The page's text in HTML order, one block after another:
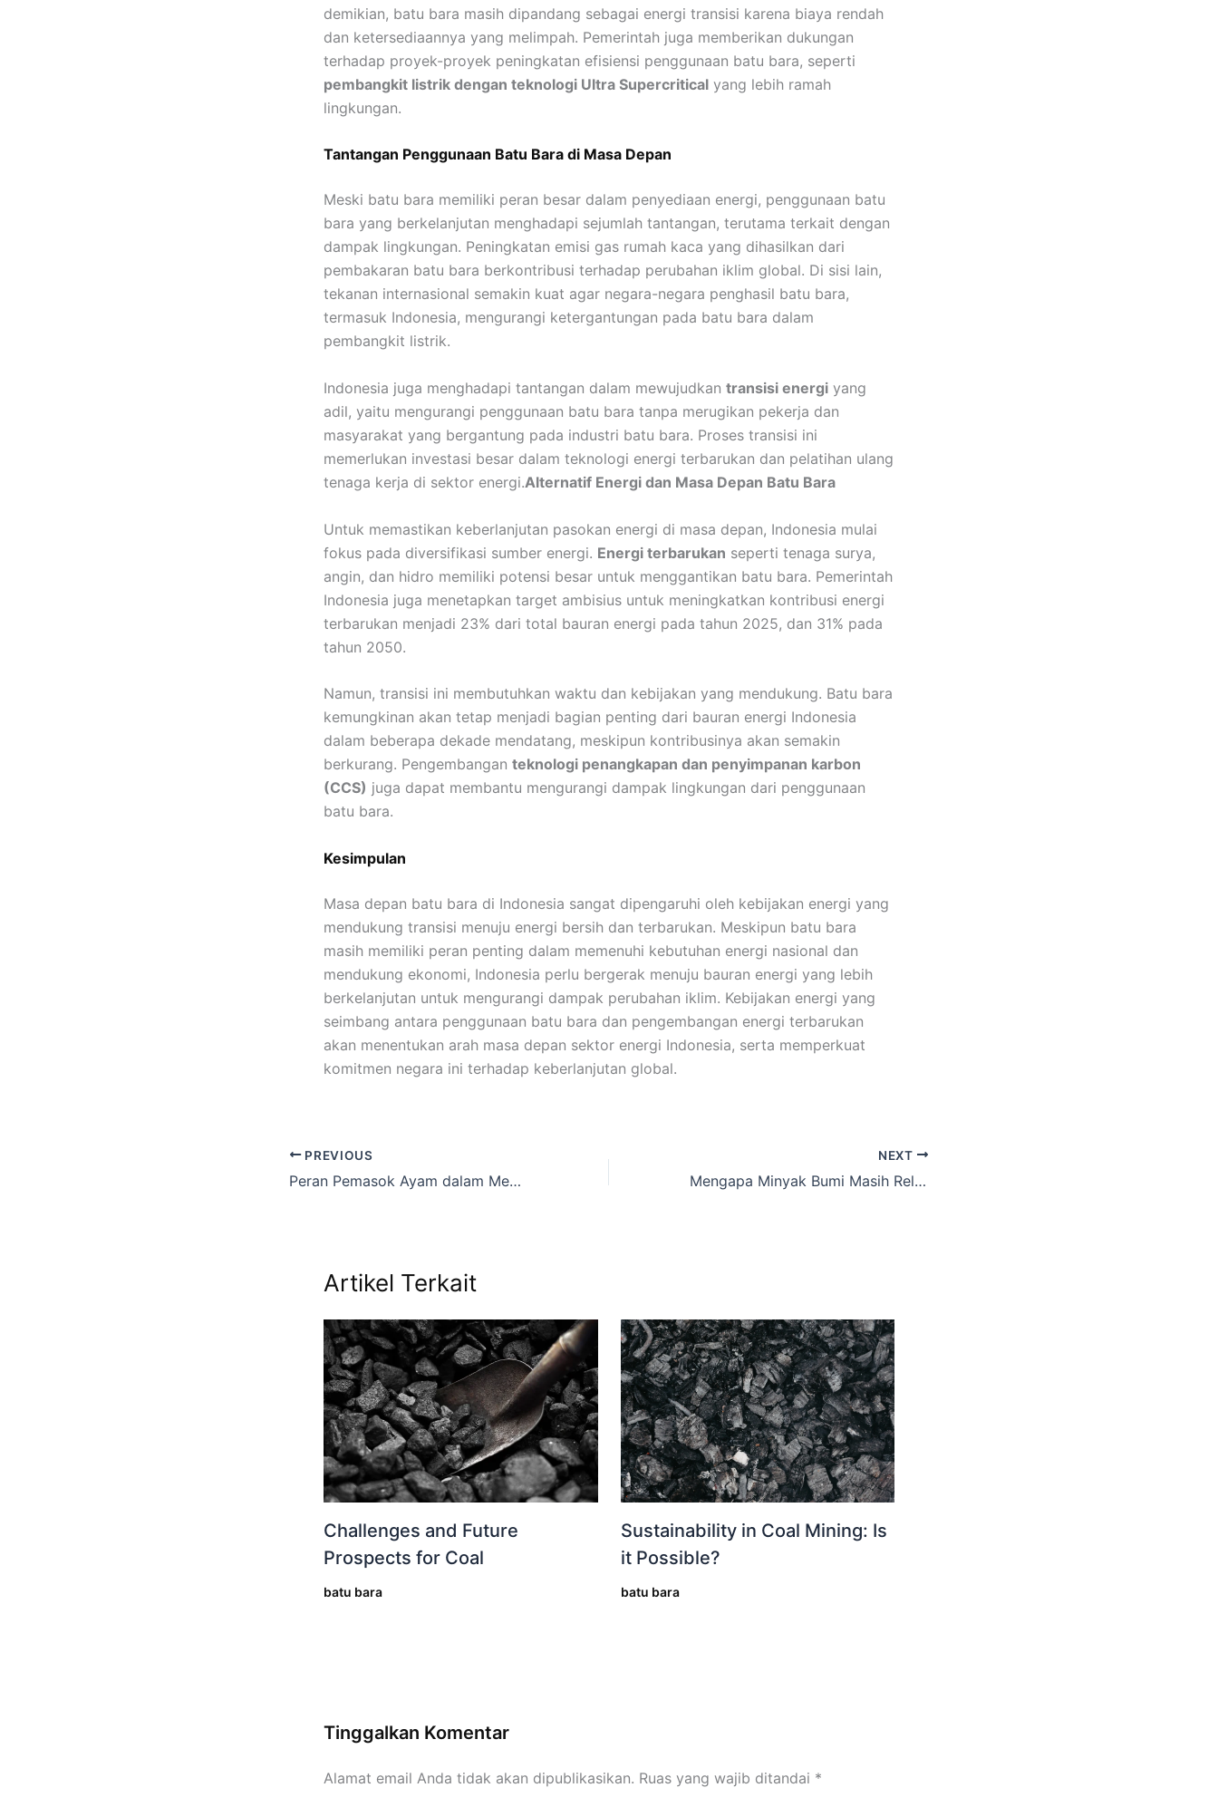
demikian, batu bara masih dipandang sebagai energi transisi karena biaya rendah
dan ketersediaannya yang melimpah. Pemerintah juga memberikan dukungan
terhadap proyek-proyek peningkatan efisiensi penggunaan batu bara, seperti
pembangkit listrik dengan teknologi Ultra Supercritical yang lebih ramah
lingkungan.
Tantangan Penggunaan Batu Bara di Masa Depan
Meski batu bara memiliki peran besar dalam penyediaan energi, penggunaan batu
bara yang berkelanjutan menghadapi sejumlah tantangan, terutama terkait dengan
dampak lingkungan. Peningkatan emisi gas rumah kaca yang dihasilkan dari
pembakaran batu bara berkontribusi terhadap perubahan iklim global. Di sisi lain,
tekanan internasional semakin kuat agar negara-negara penghasil batu bara,
termasuk Indonesia, mengurangi ketergantungan pada batu bara dalam
pembangkit listrik.
Indonesia juga menghadapi tantangan dalam mewujudkan transisi energi yang
adil, yaitu mengurangi penggunaan batu bara tanpa merugikan pekerja dan
masyarakat yang bergantung pada industri batu bara. Proses transisi ini
memerlukan investasi besar dalam teknologi energi terbarukan dan pelatihan ulang
tenaga kerja di sektor energi.Alternatif Energi dan Masa Depan Batu Bara
Untuk memastikan keberlanjutan pasokan energi di masa depan, Indonesia mulai
fokus pada diversifikasi sumber energi. Energi terbarukan seperti tenaga surya,
angin, dan hidro memiliki potensi besar untuk menggantikan batu bara. Pemerintah
Indonesia juga menetapkan target ambisius untuk meningkatkan kontribusi energi
terbarukan menjadi 23% dari total bauran energi pada tahun 2025, dan 31% pada
tahun 2050.
Namun, transisi ini membutuhkan waktu dan kebijakan yang mendukung. Batu bara
kemungkinan akan tetap menjadi bagian penting dari bauran energi Indonesia
dalam beberapa dekade mendatang, meskipun kontribusinya akan semakin
berkurang. Pengembangan teknologi penangkapan dan penyimpanan karbon
(CCS) juga dapat membantu mengurangi dampak lingkungan dari penggunaan
batu bara.
Kesimpulan
Masa depan batu bara di Indonesia sangat dipengaruhi oleh kebijakan energi yang
mendukung transisi menuju energi bersih dan terbarukan. Meskipun batu bara
masih memiliki peran penting dalam memenuhi kebutuhan energi nasional dan
mendukung ekonomi, Indonesia perlu bergerak menuju bauran energi yang lebih
berkelanjutan untuk mengurangi dampak perubahan iklim. Kebijakan energi yang
seimbang antara penggunaan batu bara dan pengembangan energi terbarukan
akan menentukan arah masa depan sektor energi Indonesia, serta memperkuat
komitmen negara ini terhadap keberlanjutan global.
PREVIOUS
Peran Pemasok Ayam dalam Menjamin Ketahanan Pangan Nasional
NEXT
Mengapa Minyak Bumi Masih Relevan di Tengah Revolusi Energi Hijau?
Artikel Terkait
Challenges and Future
Prospects for Coal
batu bara
Sustainability in Coal Mining: Is
it Possible?
batu bara
Tinggalkan Komentar
Alamat email Anda tidak akan dipublikasikan. Ruas yang wajib ditandai *